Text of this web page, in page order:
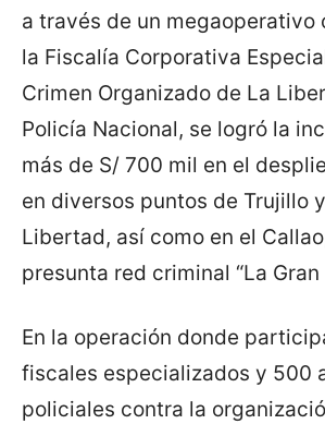
a través de un megaoperativo
la Fiscalía Corporativa
Crimen Organizado de La
Policía Nacional, se logró la
más de S/ 700 mil en el
en diversos puntos de Trujillo
Libertad, así como en el
presunta red criminal “La Gran
En la operación donde
fiscales especializados y 500
policiales contra la